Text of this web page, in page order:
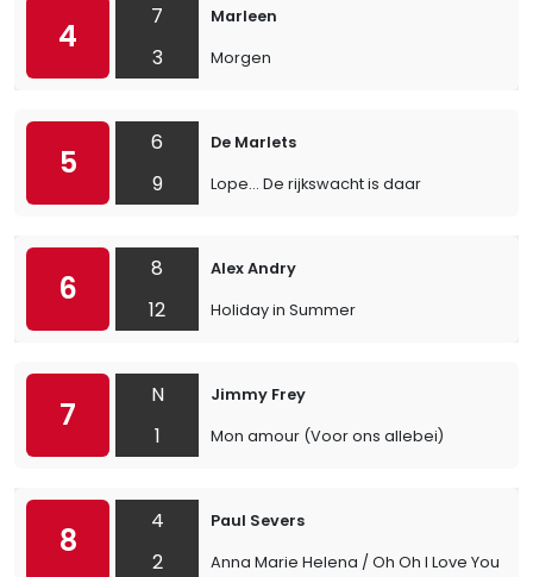
4
7
3
Marleen
Morgen
5
6
9
De Marlets
Lope… De rijkswacht is daar
6
8
12
Alex Andry
Holiday in Summer
7
N
1
Jimmy Frey
Mon amour (Voor ons allebei)
8
4
2
Paul Severs
Anna Marie Helena / Oh Oh I Love You So